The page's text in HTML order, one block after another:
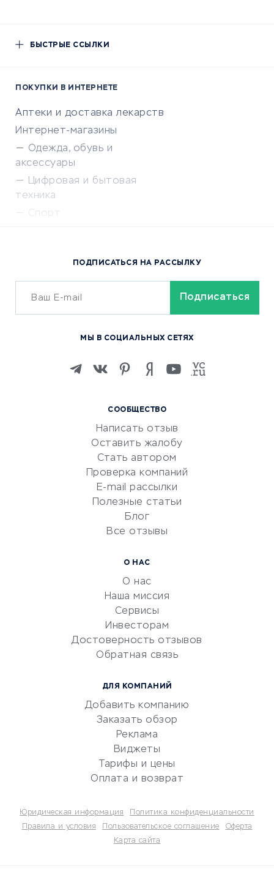
БЫСТРЫЕ ССЫЛКИ
ПОКУПКИ В ИНТЕРНЕТЕ
Аптеки и доставка лекарств
Интернет-магазины
Одежда, обувь и
аксессуары
Цифровая и бытовая
техника
Спорт
Сервисы доставки
ОБУЧЕНИЕ И РАБОТА
Изучение иностранных
Маркетинг и продажи
Репетиторство
Красота и здоровье
Сервисы по поиску работы
Сетевой маркетинг
УСЛУГИ ДЛЯ БИЗНЕСА
документооборот
Юридические компании
Бухгалтерия онлайн
Потребительские кредиты
СООБЩЕСТВО
Написать отзыв
Оставить жалобу
Стать автором
Проверка компаний
E-mail рассылки
Полезные статьи
Блог
Все отзывы
О НАС
О нас
Наша миссия
Сервисы
Инвесторам
Достоверность отзывов
Обратная связь
ДЛЯ КОМПАНИЙ
Добавить компанию
Заказать обзор
Реклама
Виджеты
Тарифы и цены
Оплата и возврат
ПОДПИСАТЬСЯ НА РАССЫЛКУ
МЫ В СОЦИАЛЬНЫХ СЕТЯХ
Юридическая информация
Политика конфиденциальности
Правила и условия
Пользовательское соглашение
Оферта
Карта сайта